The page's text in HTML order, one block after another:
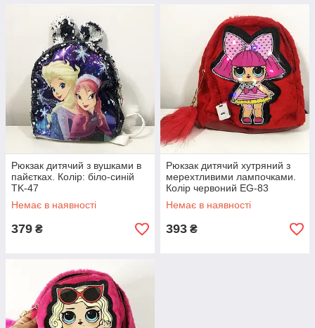
Рюкзак дитячий з вушками в
пайєтках. Колір: біло-синій
TK-47
Немає в наявності
379 ₴
Рюкзак дитячий хутряний з
мерехтливими лампочками.
Колір червоний EG-83
Немає в наявності
393 ₴